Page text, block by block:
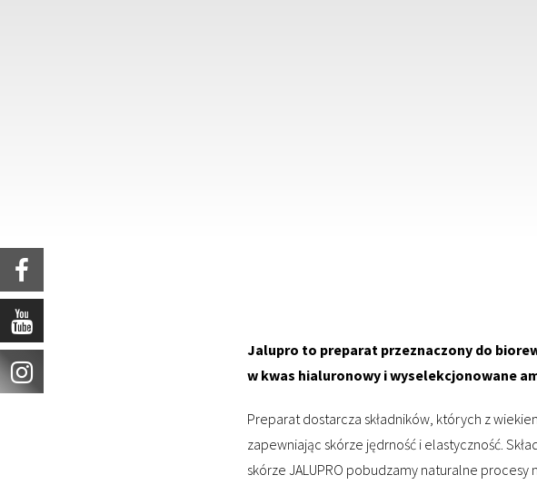
Jalupro to preparat przeznaczony do
w kwas hialuronowy i wyselekcjonowane
Preparat dostarcza składników, których z
zapewniając skórze jędrność i elastyczność.
skórze JALUPRO pobudzamy naturalne